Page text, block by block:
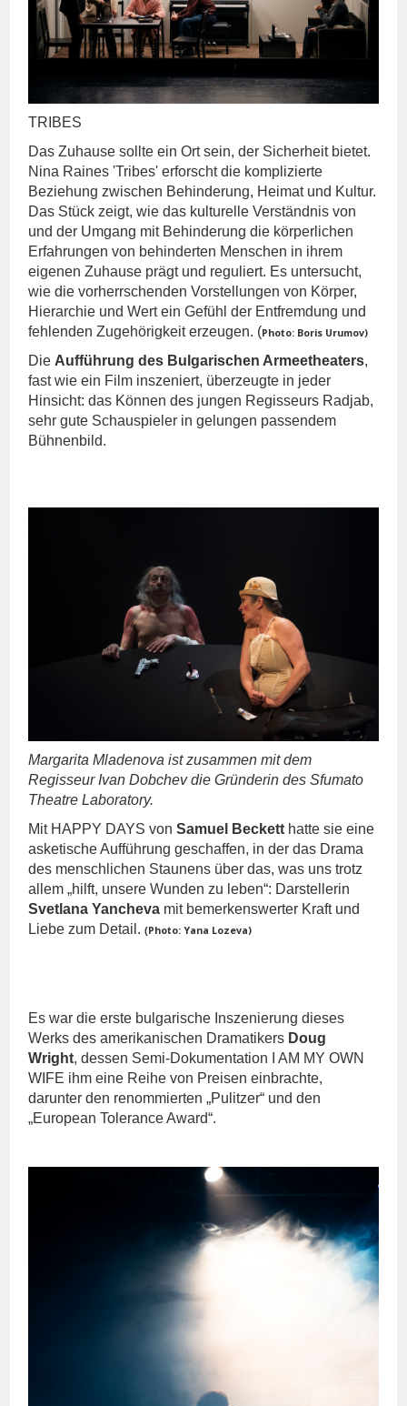
TRIBES
Das Zuhause sollte ein Ort sein, der Sicherheit bietet.
Nina Raines 'Tribes' erforscht die komplizierte
Beziehung zwischen Behinderung, Heimat und Kultur.
Das Stück zeigt, wie das kulturelle Verständnis von
und der Umgang mit Behinderung die körperlichen
Erfahrungen von behinderten Menschen in ihrem
eigenen Zuhause prägt und reguliert. Es untersucht,
wie die vorherrschenden Vorstellungen von Körper,
Hierarchie und Wert ein Gefühl der Entfremdung und
fehlenden Zugehörigkeit erzeugen. (Photo: Boris Urumov)
Die Aufführung des Bulgarischen Armeetheaters,
fast wie ein Film inszeniert, überzeugte in jeder
Hinsicht: das Können des jungen Regisseurs Radjab,
sehr gute Schauspieler in gelungen passendem
Bühnenbild.
Margarita Mladenova ist zusammen mit dem
Regisseur Ivan Dobchev die Gründerin des Sfumato
Theatre Laboratory.
Mit HAPPY DAYS vonSamuel Beckett hatte sie eine
asketische Aufführung geschaffen, in der das Drama
des menschlichen Staunens über das, was uns trotz
allem „hilft, unsere Wunden zu leben“: Darstellerin
Svetlana Yancheva mit bemerkenswerter Kraft und
Liebe zum Detail.(Photo: Yana Lozeva)
Es war die erste bulgarische Inszenierung dieses
Werks des amerikanischen Dramatikers Doug
Wright, dessen Semi-Dokumentation I AM MY OWN
WIFE ihm eine Reihe von Preisen einbrachte,
darunter den renommierten „Pulitzer“ und den
„European Tolerance Award“.